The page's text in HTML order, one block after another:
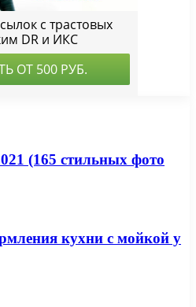
(165 стильных фото
кухни с мойкой у